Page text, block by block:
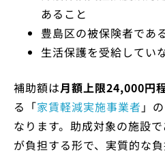
あること
豊島区の被保険者であ
生活保護を受給してい
補助額は月額上限24,000円
る「家賃軽減実施事業者 」
なります。助成対象の施設
が負担する形で、実質的な負